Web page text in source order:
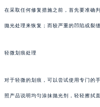
在采取任何修复措施之前，首先要准确
抛光处理来恢复；而较严重的凹陷或裂
轻微划痕处理
对于轻微的划痕，可以尝试使用专门的
照产品说明均匀涂抹抛光剂，轻轻擦拭